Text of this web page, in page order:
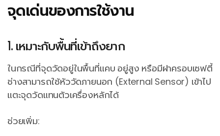
จุดเด่นของการใช้งาน
1. เหมาะกับพื้นที่เข้าถึงยาก
ในกรณีที่จุดวัดอยู่ในพื้นที่แคบ อยู่สูง หรือมีฝาครอบเซฟตี้
ช่างสามารถใช้หัววัดภายนอก (External Sensor) เข้าไป
แตะจุดวัดแทนตัวเครื่องหลักได้
ช่วยเพิ่ม: